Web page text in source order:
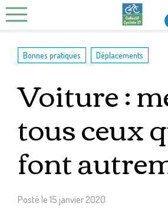
Skip
to
Bonnes pratiques Déplacements
Voiture :
tous ceux
font
Posté le 15 janvier 2020